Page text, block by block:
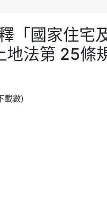
「國家住
地法第 25條
載數)